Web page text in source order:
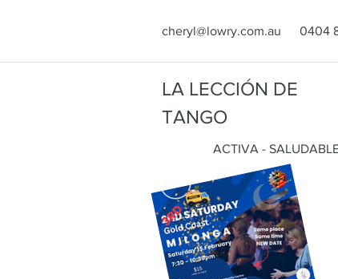
cheryl@lowry.com.au 0404
LA LECCIÓN DE
TANGO
ACTIVA -